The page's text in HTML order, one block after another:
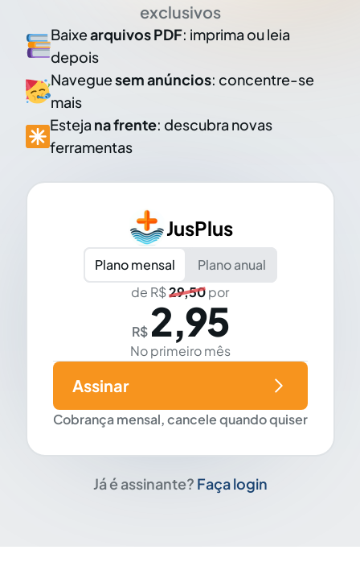
exclusivos
Baixearquivos PDF: imprima ou leia
depois
Naveguesem anúncios: concentre-se
mais
Esteja na frente: descubra novas
ferramentas
JusPlus
Plano mensal
Plano anual
de R$29,50por
R$ 2,95
No primeiro mês
Cobrança mensal, cancele quando quiser
Assinar
Já é assinante? Faça login